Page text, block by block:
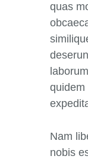
quas
quidem
Nam
nobis